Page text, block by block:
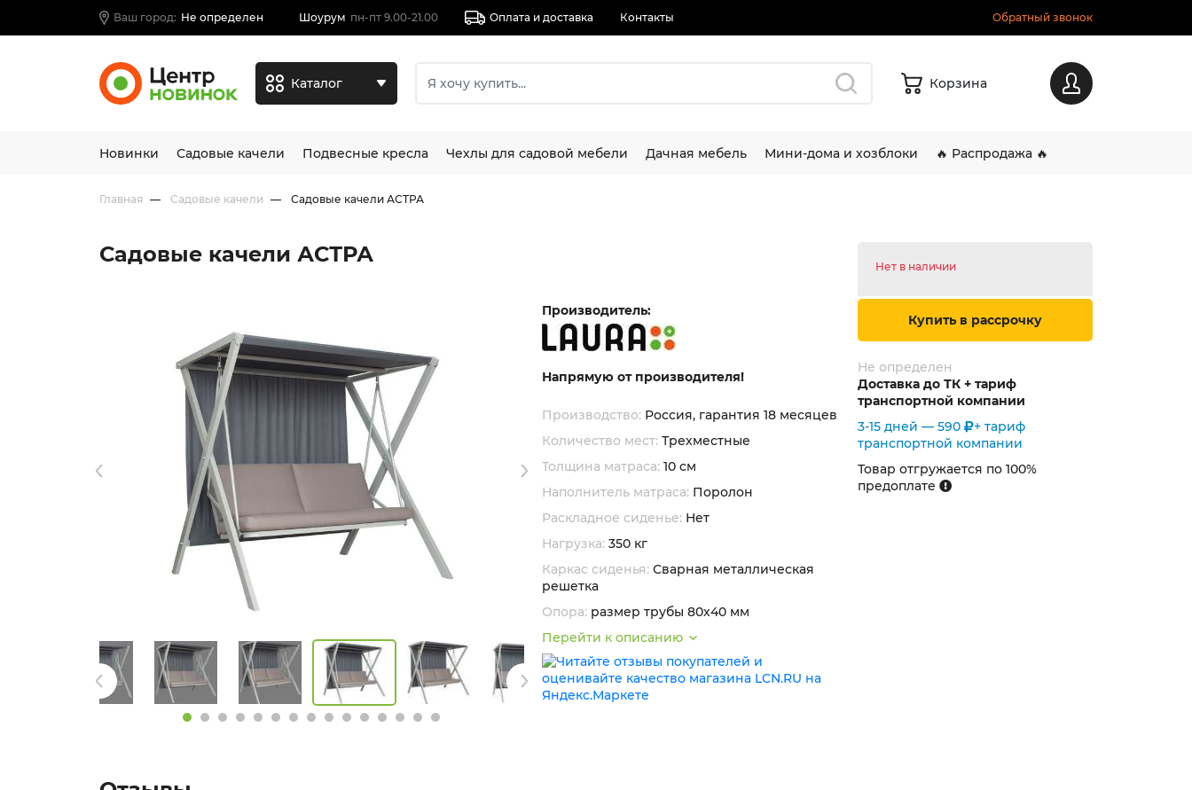
Ваш город: Не определен Шоурум пн-пт 9.00-21.00 Оплата и доставка Контакты Обратный звонок
Каталог Корзина Вход
Новинки Садовые качели Подвесные кресла Чехлы для садовой мебели Дачная мебель Мини-дома и хозблоки 🔥 Распродажа 🔥
Главная Садовые качели Садовые качели АСТРА
Садовые качели АСТРА
Производитель:
Напрямую от производителя!
Производство: Россия, гарантия 18 месяцев
Количество мест: Трехместные
Толщина матраса: 10 см
Наполнитель матраса: Поролон
Раскладное сиденье: Нет
Нагрузка: 350 кг
Каркас сиденья: Сварная металлическая
решетка
Опора: размер трубы 80х40 мм
Перейти к описанию
Нет в наличии
Купить в рассрочку
Не определен
Доставка до ТК + тариф
транспортной компании
3-15 дней — 590
+ тариф
транспортной компании
Товар отгружается по 100%
предоплате